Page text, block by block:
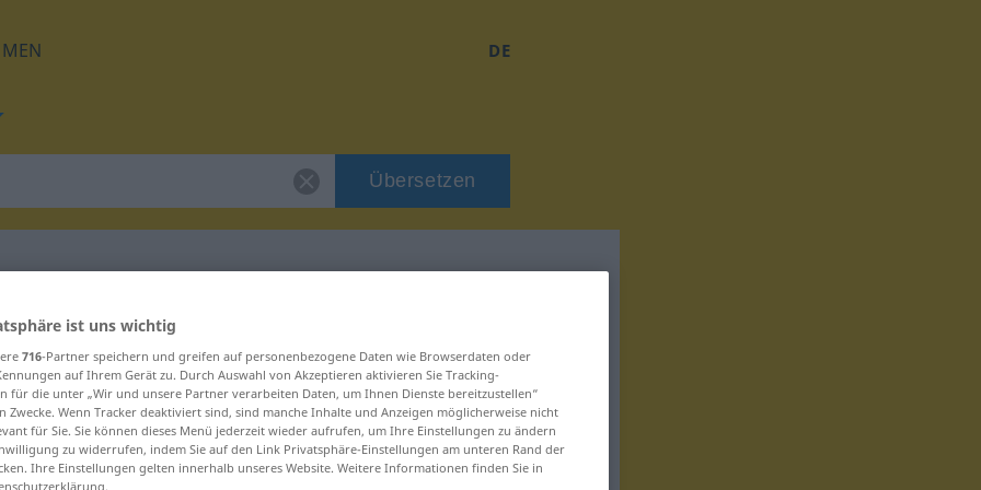
DE
Übersetzen
"imitowany"
ist uns wichtig
716-Partner speichern und greifen auf personenbezogene Daten wie Browserdaten oder
auf Ihrem Gerät zu. Durch Auswahl von Akzeptieren aktivieren Sie Tracking-
für die unter „Wir und unsere Partner verarbeiten Daten, um Ihnen Dienste bereitzustellen“
Zwecke. Wenn Tracker deaktiviert sind, sind manche Inhalte und Anzeigen möglicherweise nicht
für Sie. Sie können dieses Menü jederzeit wieder aufrufen, um Ihre Einstellungen zu ändern
zu widerrufen, indem Sie auf den Link Privatsphäre-Einstellungen am unteren Rand der
Ihre Einstellungen gelten innerhalb unseres Website. Weitere Informationen finden Sie in